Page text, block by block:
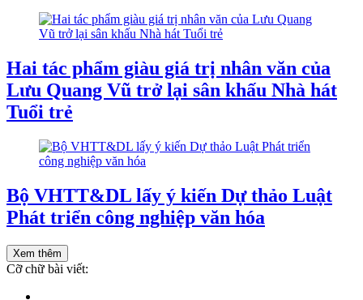
Hai tác phẩm giàu giá trị nhân văn của
Lưu Quang Vũ trở lại sân khấu Nhà hát
Tuổi trẻ
Bộ VHTT&DL lấy ý kiến Dự thảo Luật
Phát triển công nghiệp văn hóa
Xem thêm
Cỡ chữ bài viết: